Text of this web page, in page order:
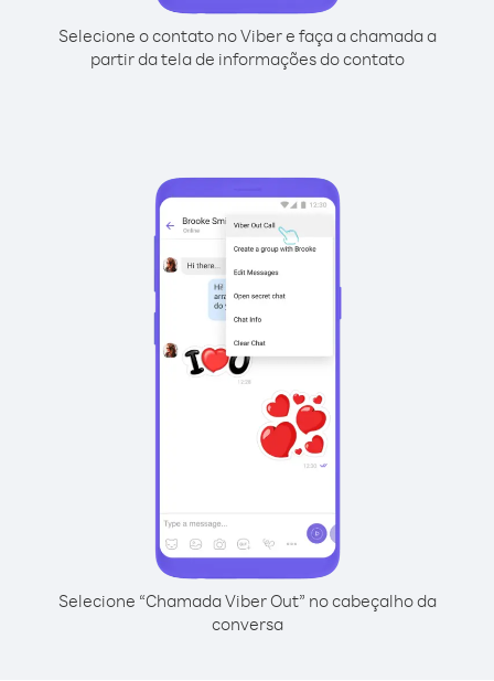
Selecione o contato no Viber e faça a chamada a
partir da tela de informações do contato
Selecione “Chamada Viber Out” no cabeçalho da
conversa